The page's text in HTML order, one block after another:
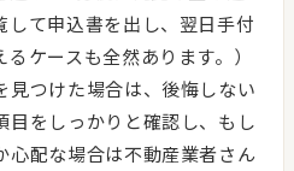
して申込書を出し、翌日手付
ケースも全然あります。）
見つけた場合は、後悔しない
目をしっかりと確認し、もし
心配な場合は不動産業者さん